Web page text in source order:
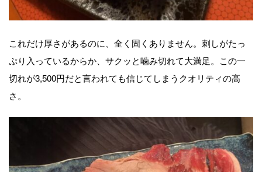
これだけ厚さがあるのに、全く固くありません。刺しがたっ
ぷり入っているからか、サクッと噛み切れて大満足。この一
切れが3,500円だと言われても信じてしまうクオリティの高
さ。